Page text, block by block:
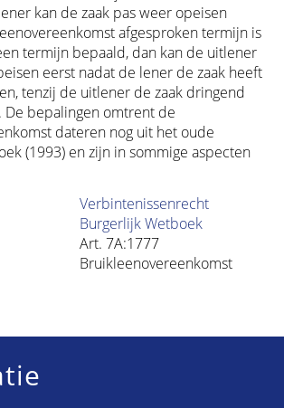
kan de zaak pas weer opeisen
afgesproken termijn is
termijn bepaald, dan kan de uitlener
eerst nadat de lener de zaak heeft
tenzij de uitlener de zaak dringend
De bepalingen omtrent de
dateren nog uit het oude
(1993) en zijn in sommige aspecten
Verbintenissenrecht
Burgerlijk Wetboek
Art. 7A:1777
Bruikleenovereenkomst